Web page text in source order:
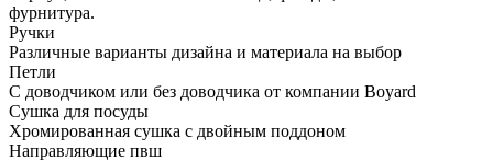
фурнитура.
Ручки
Различные варианты дизайна и материала на выбор
Петли
С доводчиком или без доводчика от компании Boyard
Сушка для посуды
Хромированная сушка с двойным поддоном
Направляющие пвш